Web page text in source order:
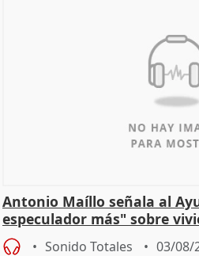
Antonio Maíllo señala al
especulador más" sobre
Becerril
Sonido Totales 03/08/